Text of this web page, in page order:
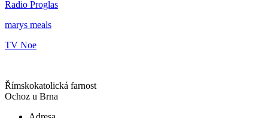
Radio Proglas
marys meals
TV Noe
Římskokatolická farnost
Ochoz u Brna